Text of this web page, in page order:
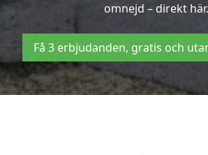
omnejd – direkt här.
Få 3 erbjudanden, gratis och